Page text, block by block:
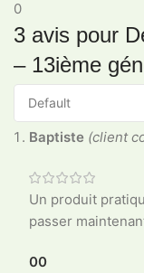
0
3 avis pour
– 13ième
Baptiste (client
Un produit
passer
00